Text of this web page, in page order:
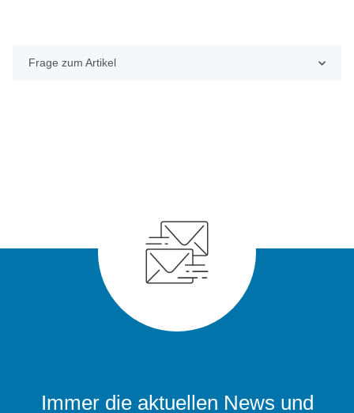
Frage zum Artikel
Immer die aktuellen News und